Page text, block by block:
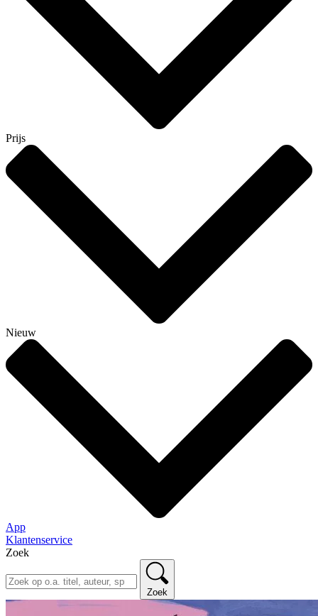
Prijs
Nieuw
App
Klantenservice
Zoek
Zoek